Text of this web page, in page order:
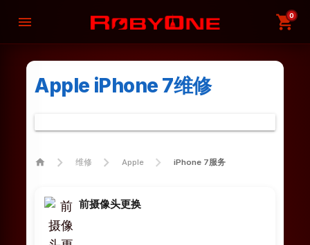
menu shopping_cart
0
Apple iPhone 7维修
home 维修 Apple iPhone 7服务
前摄像头更换